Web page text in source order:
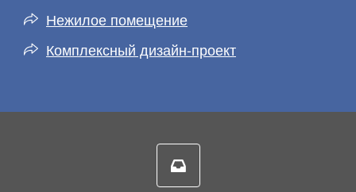
Нежилое помещение
Комплексный дизайн-проект